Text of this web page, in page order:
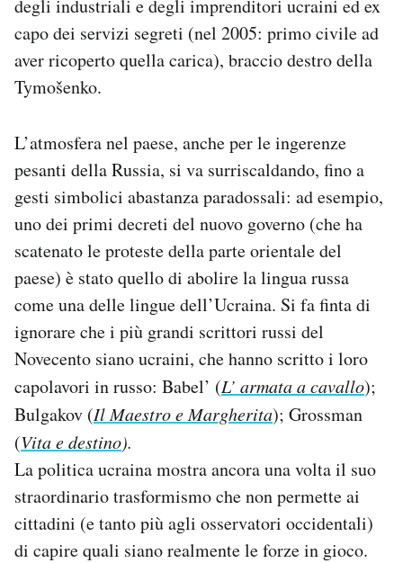
degli industriali e degli imprenditori ucraini ed ex
capo dei servizi segreti (nel 2005: primo civile ad
aver ricoperto quella carica), braccio destro della
Tymošenko.
L’atmosfera nel paese, anche per le ingerenze
pesanti della Russia, si va surriscaldando, fino a
gesti simbolici abastanza paradossali: ad esempio,
uno dei primi decreti del nuovo governo (che ha
scatenato le proteste della parte orientale del
paese) è stato quello di abolire la lingua russa
come una delle lingue dell’Ucraina. Si fa finta di
ignorare che i più grandi scrittori russi del
Novecento siano ucraini, che hanno scritto i loro
capolavori in russo: Babel’ (L’ armata a cavallo);
Bulgakov (Il Maestro e Margherita); Grossman
(Vita e destino).
La politica ucraina mostra ancora una volta il suo
straordinario trasformismo che non permette ai
cittadini (e tanto più agli osservatori occidentali)
di capire quali siano realmente le forze in gioco.